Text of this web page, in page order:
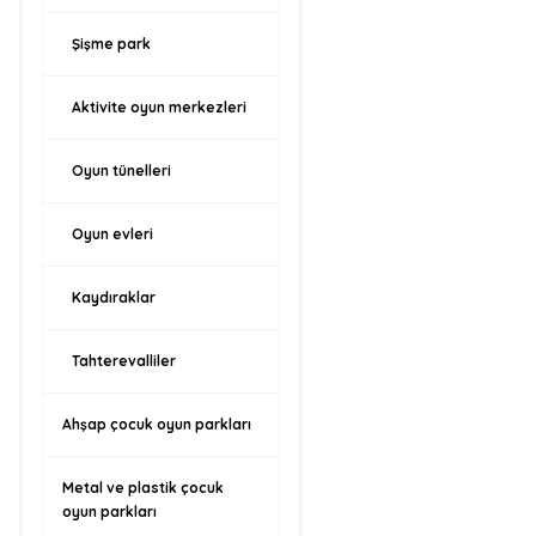
Şişme park
Aktivite oyun merkezleri
Oyun tünelleri
Oyun evleri
Kaydıraklar
Tahterevalliler
Ahşap çocuk oyun parkları
Metal ve plastik çocuk
oyun parkları